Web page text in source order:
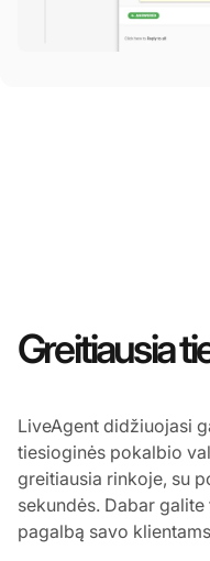
Greitiausia
LiveAgent didžiuojasi
tiesioginės pokalbio
greitiausia rinkoje, su
sekundės. Dabar
pagalbą savo